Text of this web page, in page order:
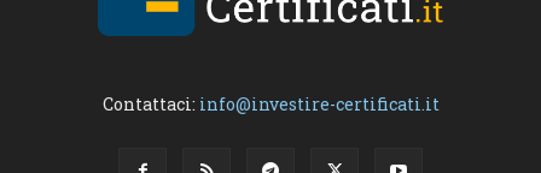
Contattaci: info@investire-certificati.it